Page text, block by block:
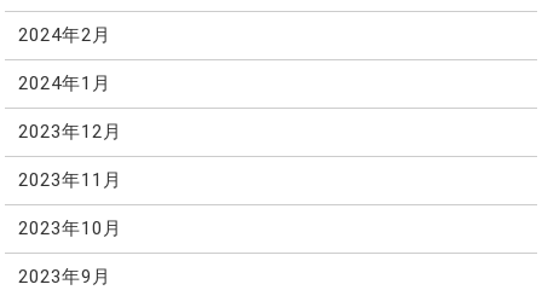
2024年2月
2024年1月
2023年12月
2023年11月
2023年10月
2023年9月